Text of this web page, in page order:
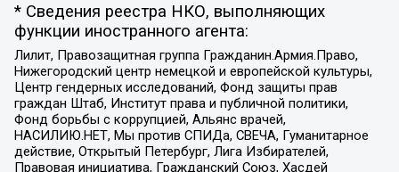
* Сведения реестра НКО, выполняющих
функции иностранного агента:
Лилит, Правозащитная группа Гражданин.Армия.Право,
Нижегородский центр немецкой и европейской культуры,
Центр гендерных исследований, Фонд защиты прав
граждан Штаб, Институт права и публичной политики,
Фонд борьбы с коррупцией, Альянс врачей,
НАСИЛИЮ.НЕТ, Мы против СПИДа, СВЕЧА, Гуманитарное
действие, Открытый Петербург, Лига Избирателей,
Правовая инициатива, Гражданский Союз, Хасдей